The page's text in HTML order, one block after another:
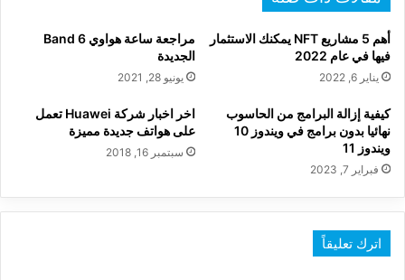
أهم 5 مشاريع NFT يمكنك الاستثمار
فيها في عام 2022
يناير 6, 2022
مراجعة ساعة هواوي Band 6
الجديدة
يونيو 28, 2021
كيفية إزالة البرامج من الحاسوب
نهائيا بدون برامج في ويندوز 10
ويندوز 11
فبراير 7, 2023
اخر اخبار شركة Huawei تعمل
على هواتف جديدة مميزة
سبتمبر 16, 2018
اترك تعليقاً